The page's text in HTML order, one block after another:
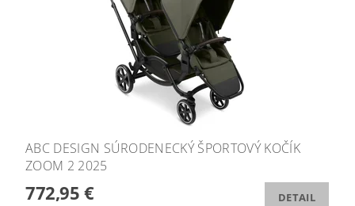
ABC DESIGN SÚRODENECKÝ ŠPORTOVÝ KOČÍK
ZOOM 2 2025
772,95 € DETAIL